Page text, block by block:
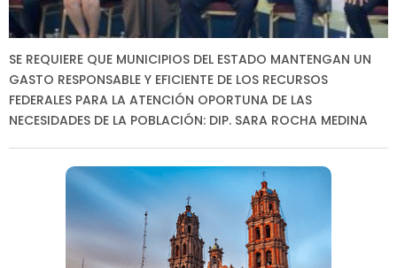
SE REQUIERE QUE MUNICIPIOS DEL ESTADO MANTENGAN UN
GASTO RESPONSABLE Y EFICIENTE DE LOS RECURSOS
FEDERALES PARA LA ATENCIÓN OPORTUNA DE LAS
NECESIDADES DE LA POBLACIÓN: DIP. SARA ROCHA MEDINA